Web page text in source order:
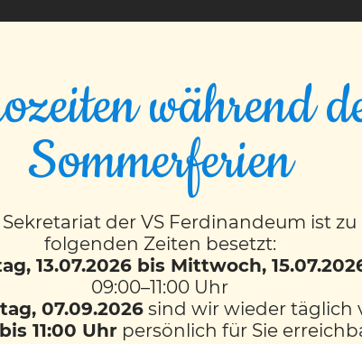
während
Sommerferien
Sekretariat der VS Ferdinandeum ist zu
folgenden Zeiten besetzt:
13.07.2026 bis Mittwoch,
09:00–11:00 Uhr
07.09.2026sind wir wieder täglich
11:00 Uhr persönlich für Sie